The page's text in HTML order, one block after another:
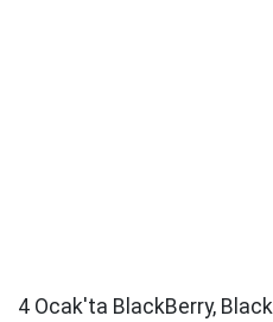
4 Ocak'ta BlackBerry,